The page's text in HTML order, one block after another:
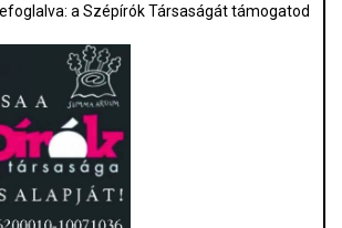
a Szépírók Társaságát támogatod